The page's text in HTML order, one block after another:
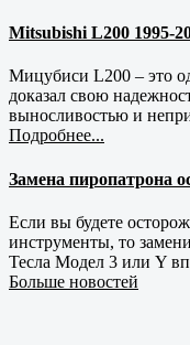
Mitsubishi L200 1995-
Мицубиси L200 – это
доказал свою
выносливостью и
Подробнее...
Замена пиропатрона
Если вы будете
инструменты, то
Тесла Модел 3 или Y
Больше новостей